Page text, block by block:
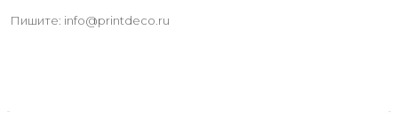
Пишите: info@printdeco.ru